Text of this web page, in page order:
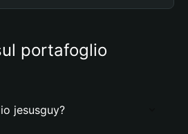
portafoglio
jesusguy?